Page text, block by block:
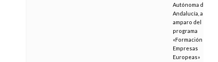
Autónoma de
Andalucía, al
amparo del
programa
«Formación en
Empresas
Europeas»